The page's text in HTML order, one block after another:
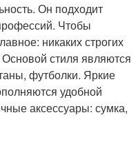
Он подходит
Чтобы
никаких строгих
стиля являются
футболки. Яркие
удобной
аксессуары: сумка,